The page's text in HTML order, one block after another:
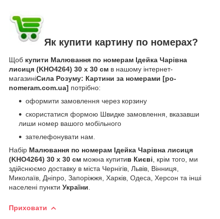
Як купити картину по номерах?
Щоб купити Малювання по номерам Ідейка Чарівна
лисиця (KHO4264) 30 х 30 см в нашому інтернет-
магазиніСила Розуму: Картини за номерами [po-
nomeram.com.ua] потрібно:
оформити замовлення через корзину
скористатися формою Швидке замовлення, вказавши
лиши номер вашого мобільного
зателефонувати нам.
Набір Малювання по номерам Ідейка Чарівна лисиця
(KHO4264) 30 х 30 см можна купитив Києві , крім того, ми
здійснюємо доставку в міста Чернігів, Львів, Вінниця,
Миколаїв, Дніпро, Запоріжжя, Харків, Одеса, Херсон та інші
населені пункти України
Приховати